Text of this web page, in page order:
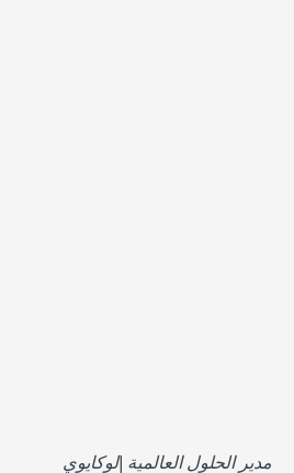
مدير الحلول العالمية |لوكايوي